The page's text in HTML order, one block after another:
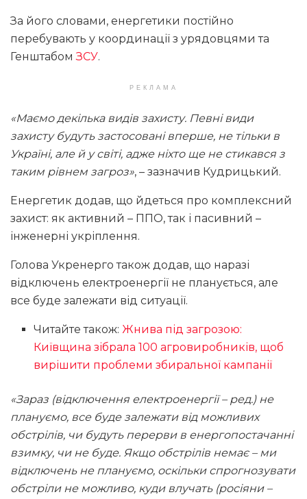
За його словами, енергетики постійно
перебувають у координації з урядовцями та
ГенштабомЗСУ.
РЕКЛАМА
«Маємо декілька видів захисту. Певні види
захисту будуть застосовані вперше, не тільки в
Україні, але й у світі, адже ніхто ще не стикався з
таким рівнем загроз», – зазначив Кудрицький.
Енергетик додав, що йдеться про комплексний
захист: як активний – ППО, так і пасивний –
інженерні укріплення.
Голова Укренерго також додав, що наразі
відключень електроенергії не планується, але
все буде залежати від ситуації.
Читайте також: Жнива під загрозою:
Київщина зібрала 100 агровиробників, щоб
вирішити проблеми збиральної кампанії
«Зараз (відключення електроенергії – ред.) не
плануємо, все буде залежати від можливих
обстрілів, чи будуть перерви в енергопостачанні
взимку, чи не буде. Якщо обстрілів немає – ми
відключень не плануємо, оскільки спрогнозувати
обстріли не можливо, куди влучать (росіяни –